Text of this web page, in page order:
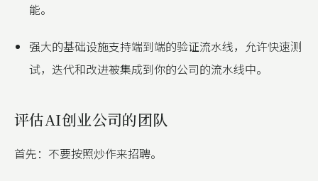
能。
强大的基础设施支持端到端的验证流水线，允许快速测
试，迭代和改进被集成到你的公司的流水线中。
评估AI创业公司的团队
首先：不要按照炒作来招聘。